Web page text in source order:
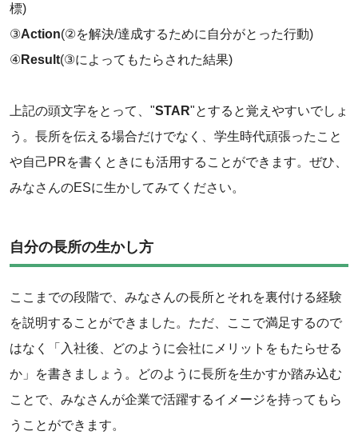
標)
‌③Action(②を解決/達成するために自分がとった行動)
‌④Result(③によってもたらされた結果)
‌上記の頭文字をとって、"STAR"とすると覚えやすいでしょ
う。長所を伝える場合だけでなく、学生時代頑張ったこと
や自己PRを書くときにも活用することができます。ぜひ、
みなさんのESに生かしてみてください。
自分の長所の生かし方
ここまでの段階で、みなさんの長所とそれを裏付ける経験
を説明することができました。ただ、ここで満足するので
はなく「入社後、どのように会社にメリットをもたらせる
か」を書きましょう。どのように長所を生かすか踏み込む
ことで、みなさんが企業で活躍するイメージを持ってもら
うことができます。